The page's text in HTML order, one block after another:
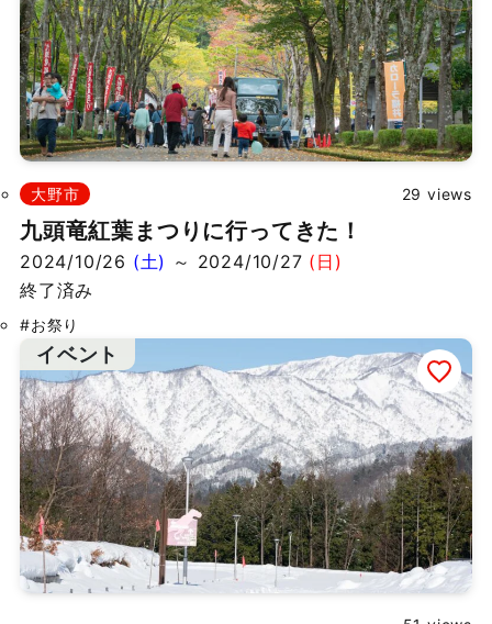
大野市 29 views
九頭竜紅葉まつりに行ってきた！
2024/10/26 (土) ～ 2024/10/27 (日)
終了済み
#お祭り
イベント